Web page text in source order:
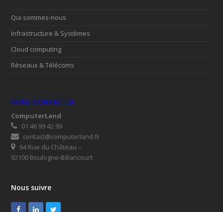
Qui sommes-nous
Infrastructure & Systèmes
Cloud computing
Réseaux & Télécoms
NOUS CONTACTER
ComputerLand
01 46 99 42 99
contact@computerland.fr
64 Rue du Château –
92100 Boulogne-Billancourt
Nous suivre
Facebook
LinkedInTwitter